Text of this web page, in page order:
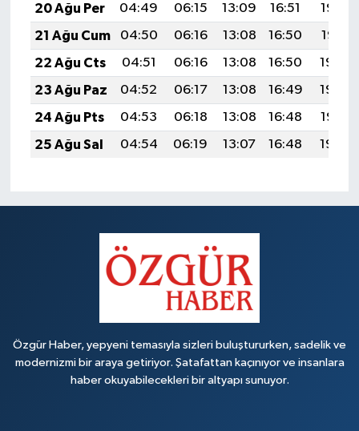
20 Ağu Per
04:49 06:15 13:09 16:51
19:52
21 Ağu Cum
04:50 06:16 13:08 16:50
19:51
22 Ağu Cts
04:51 06:16 13:08 16:50
19:50
23 Ağu Paz
04:52 06:17 13:08 16:49
19:48
24 Ağu Pts
04:53 06:18 13:08 16:48
19:47
25 Ağu Sal
04:54 06:19 13:07 16:48 19:46
Özgür Haber, yepyeni temasıyla sizleri buluştururken, sadelik ve
modernizmi bir araya getiriyor. Şatafattan kaçınıyor ve insanlara
haber okuyabilecekleri bir altyapı sunuyor.